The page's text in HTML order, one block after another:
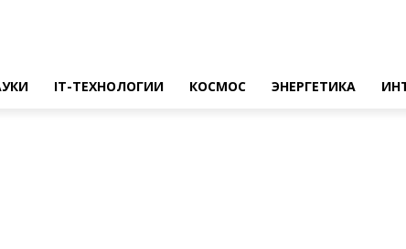
IT-ТЕХНОЛОГИИ КОСМОС ЭНЕРГЕТИКА